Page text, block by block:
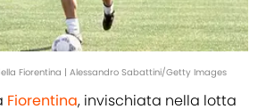
Fiorentina | Alessandro Sabattini/Getty Images
Fiorentina, invischiata nella lotta